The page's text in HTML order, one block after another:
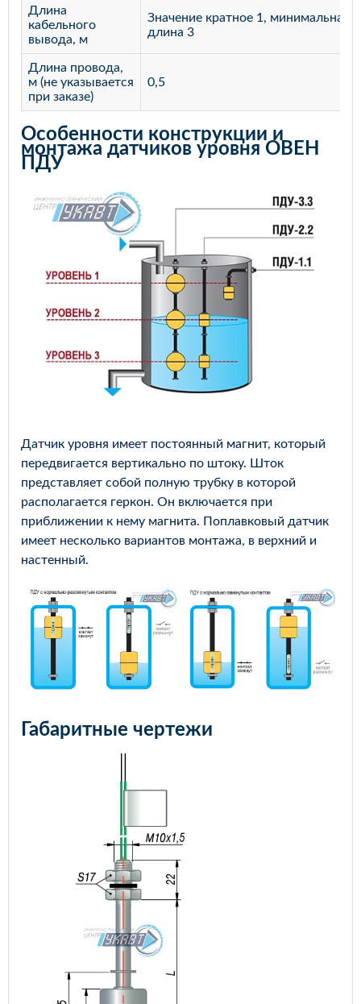
Длина
кабельного
вывода, м
Значение кратное 1, минимальная
длина 3
Длина провода,
м (не указывается
при заказе)
0,5
Особенности конструкции и
монтажа датчиков уровня ОВЕН
ПДУ
Датчик уровня имеет постоянный магнит, который
передвигается вертикально по штоку. Шток
представляет собой полную трубку в которой
располагается геркон. Он включается при
приближении к нему магнита. Поплавковый датчик
имеет несколько вариантов монтажа, в верхний и
настенный.
Габаритные чертежи